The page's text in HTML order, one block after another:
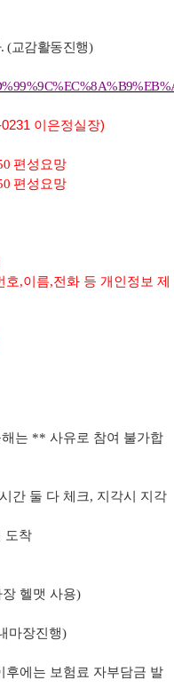
. (교감활동진행)
이은정실장)
편성요망
편성요망
호,이름,전화 등 개인정보 제
는 ** 사유로 참여 불가합
간 둘 다 체크, 지각시 지각
도착
헬맷 사용)
마장진행)
후에는 보험료 자부담금 발